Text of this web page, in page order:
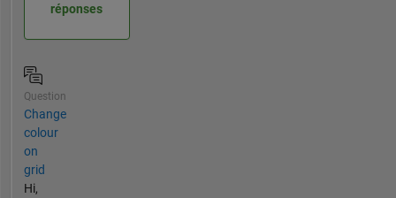
réponses
Question
Change
colour
on
grid
Hi,